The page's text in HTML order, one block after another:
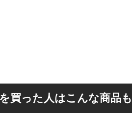
買った人はこんな商品